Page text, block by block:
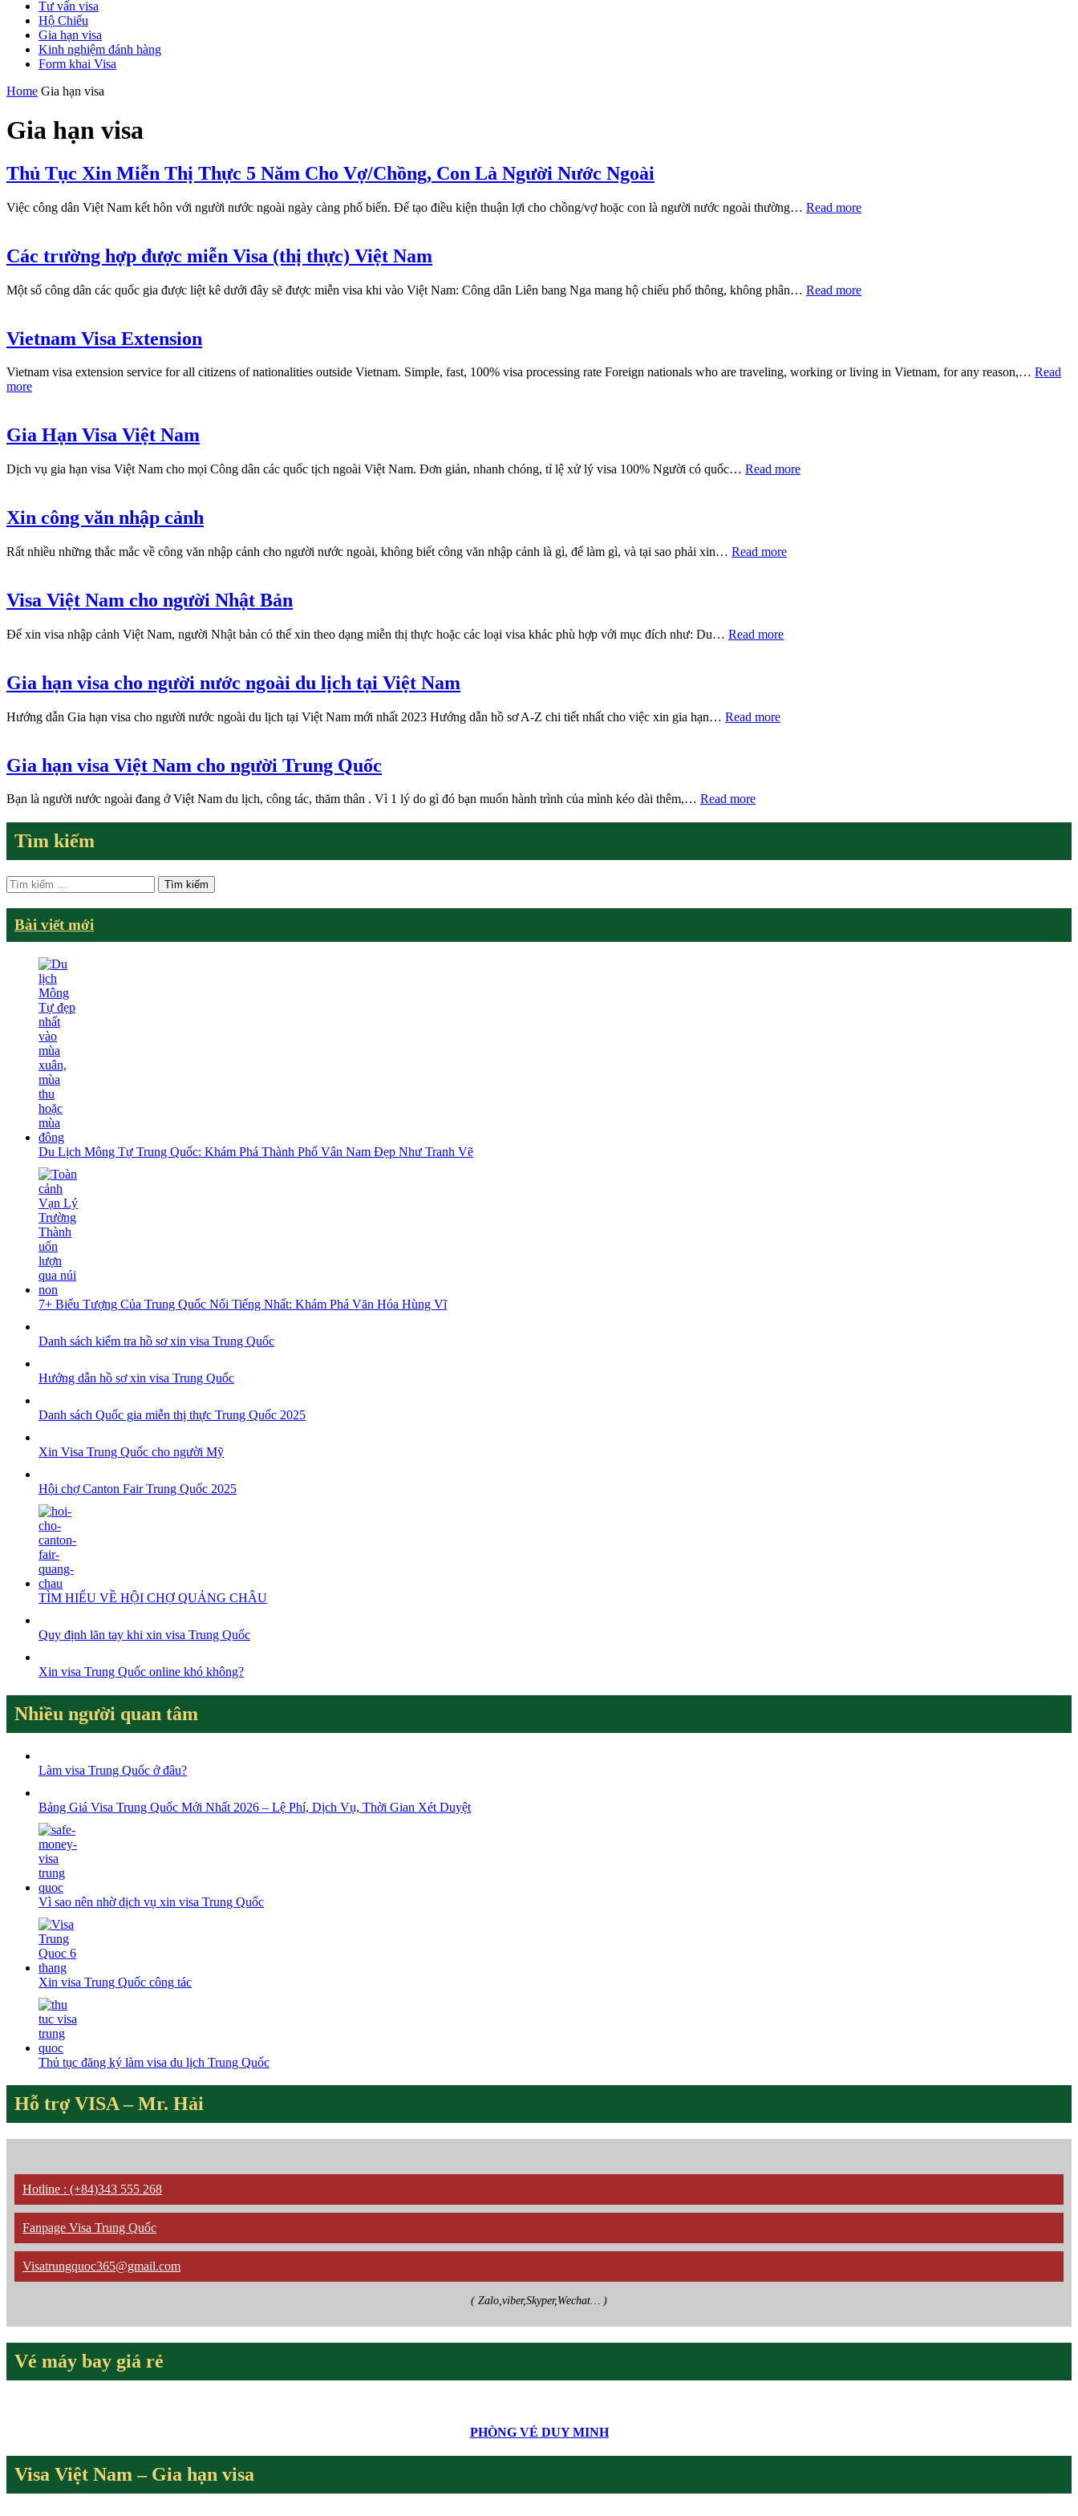
Tư vấn visa
Hộ Chiếu
Gia hạn visa
Kinh nghiệm đánh hàng
Form khai Visa
Home Gia hạn visa
Gia hạn visa
Thủ Tục Xin Miễn Thị Thực 5 Năm Cho Vợ/Chồng, Con Là Người Nước Ngoài
Việc công dân Việt Nam kết hôn với người nước ngoài ngày càng phổ biến. Để tạo điều kiện thuận lợi cho chồng/vợ hoặc con là người nước ngoài thường… Read more
Các trường hợp được miễn Visa (thị thực) Việt Nam
Một số công dân các quốc gia được liệt kê dưới đây sẽ được miễn visa khi vào Việt Nam: Công dân Liên bang Nga mang hộ chiếu phổ thông, không phân… Read more
Vietnam Visa Extension
Vietnam visa extension service for all citizens of nationalities outside Vietnam. Simple, fast, 100% visa processing rate Foreign nationals who are traveling, working or living in Vietnam, for any reason,… Read
more
Gia Hạn Visa Việt Nam
Dịch vụ gia hạn visa Việt Nam cho mọi Công dân các quốc tịch ngoài Việt Nam. Đơn giản, nhanh chóng, tỉ lệ xử lý visa 100% Người có quốc… Read more
Xin công văn nhập cảnh
Rất nhiều những thắc mắc về công văn nhập cảnh cho người nước ngoài, không biết công văn nhập cảnh là gì, để làm gì, và tại sao phải xin… Read more
Visa Việt Nam cho người Nhật Bản
Để xin visa nhập cảnh Việt Nam, người Nhật bản có thể xin theo dạng miễn thị thực hoặc các loại visa khác phù hợp với mục đích như: Du… Read more
Gia hạn visa cho người nước ngoài du lịch tại Việt Nam
Hướng dẫn Gia hạn visa cho người nước ngoài du lịch tại Việt Nam mới nhất 2023 Hướng dẫn hồ sơ A-Z chi tiết nhất cho việc xin gia hạn… Read more
Gia hạn visa Việt Nam cho người Trung Quốc
Bạn là người nước ngoài đang ở Việt Nam du lịch, công tác, thăm thân . Vì 1 lý do gì đó bạn muốn hành trình của mình kéo dài thêm,… Read more
Tìm kiếm
Tìm
kiếm
cho:
Bài viết mới
Du Lịch Mông Tự Trung Quốc: Khám Phá Thành Phố Vân Nam Đẹp Như Tranh Vẽ
7+ Biểu Tượng Của Trung Quốc Nổi Tiếng Nhất: Khám Phá Văn Hóa Hùng Vĩ
Danh sách kiểm tra hồ sơ xin visa Trung Quốc
Hướng dẫn hồ sơ xin visa Trung Quốc
Danh sách Quốc gia miễn thị thực Trung Quốc 2025
Xin Visa Trung Quốc cho người Mỹ
Hội chợ Canton Fair Trung Quốc 2025
TÌM HIỂU VỀ HỘI CHỢ QUẢNG CHÂU
Quy định lăn tay khi xin visa Trung Quốc
Xin visa Trung Quốc online khó không?
Nhiều người quan tâm
Làm visa Trung Quốc ở đâu?
Bảng Giá Visa Trung Quốc Mới Nhất 2026 – Lệ Phí, Dịch Vụ, Thời Gian Xét Duyệt
Vì sao nên nhờ dịch vụ xin visa Trung Quốc
Xin visa Trung Quốc công tác
Thủ tục đăng ký làm visa du lịch Trung Quốc
Hỗ trợ VISA – Mr. Hải
Hotline : (+84)343 555 268
Fanpage Visa Trung Quốc
Visatrungquoc365@gmail.com
( Zalo,viber,Skyper,Wechat… )
Vé máy bay giá rẻ
PHÒNG VÉ DUY MINH
Visa Việt Nam – Gia hạn visa